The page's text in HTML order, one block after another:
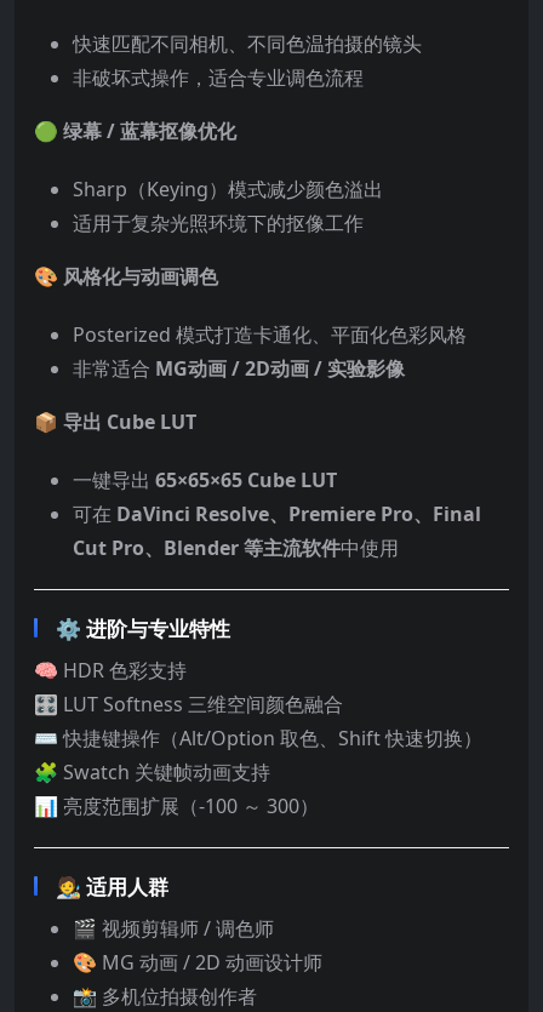
快速匹配不同相机、不同色温拍摄的镜头
非破坏式操作，适合专业调色流程
🟢 绿幕 / 蓝幕抠像优化
Sharp（Keying）模式减少颜色溢出
适用于复杂光照环境下的抠像工作
🎨 风格化与动画调色
Posterized 模式打造卡通化、平面化色彩风格
非常适合 MG动画 / 2D动画 / 实验影像
📦 导出 Cube LUT
一键导出 65×65×65 Cube LUT
可在 DaVinci Resolve、Premiere Pro、Final
Cut Pro、Blender 等主流软件中使用
⚙️ 进阶与专业特性
🧠 HDR 色彩支持
🎛 LUT Softness 三维空间颜色融合
⌨️ 快捷键操作（Alt/Option 取色、Shift 快速切换）
🧩 Swatch 关键帧动画支持
📊 亮度范围扩展（-100 ～ 300）
🧑‍🎨 适用人群
🎬 视频剪辑师 / 调色师
🎨 MG 动画 / 2D 动画设计师
📸 多机位拍摄创作者